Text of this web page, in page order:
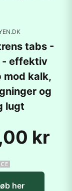
tabs -
- effektiv
kalk,
og
lugt
kr
her